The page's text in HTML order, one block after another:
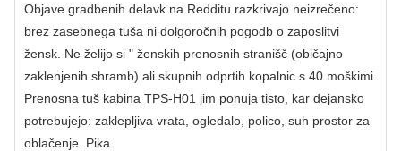
Objave gradbenih delavk na Redditu razkrivajo neizrečeno:
brez zasebnega tuša ni dolgoročnih pogodb o zaposlitvi
žensk. Ne želijo si " ženskih prenosnih stranišč (običajno
zaklenjenih shramb) ali skupnih odprtih kopalnic s 40 moškimi.
Prenosna tuš kabina TPS-H01 jim ponuja tisto, kar dejansko
potrebujejo: zaklepljiva vrata, ogledalo, polico, suh prostor za
oblačenje. Pika.